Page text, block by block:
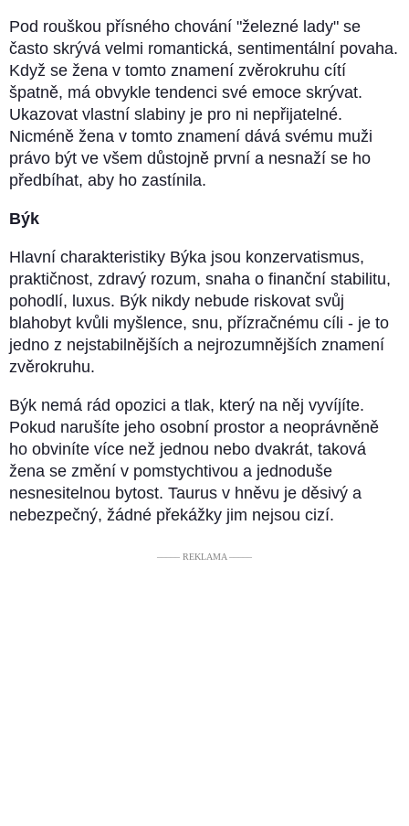
Pod rouškou přísného chování "železné lady" se
často skrývá velmi romantická, sentimentální povaha.
Když se žena v tomto znamení zvěrokruhu cítí
špatně, má obvykle tendenci své emoce skrývat.
Ukazovat vlastní slabiny je pro ni nepřijatelné.
Nicméně žena v tomto znamení dává svému muži
právo být ve všem důstojně první a nesnaží se ho
předbíhat, aby ho zastínila.
Býk
Hlavní charakteristiky Býka jsou konzervatismus,
praktičnost, zdravý rozum, snaha o finanční stabilitu,
pohodlí, luxus. Býk nikdy nebude riskovat svůj
blahobyt kvůli myšlence, snu, přízračnému cíli - je to
jedno z nejstabilnějších a nejrozumnějších znamení
zvěrokruhu.
Býk nemá rád opozici a tlak, který na něj vyvíjíte.
Pokud narušíte jeho osobní prostor a neoprávněně
ho obviníte více než jednou nebo dvakrát, taková
žena se změní v pomstychtivou a jednoduše
nesnesitelnou bytost. Taurus v hněvu je děsivý a
nebezpečný, žádné překážky jim nejsou cizí.
––––– REKLAMA –––––